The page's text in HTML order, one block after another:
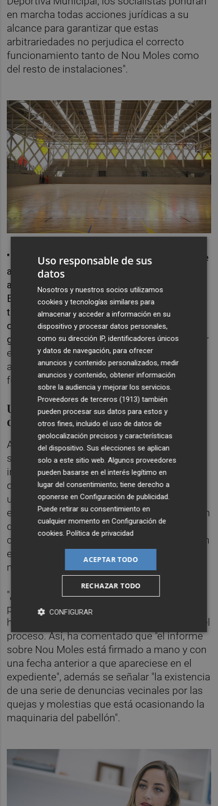
en marcha todas acciones jurídicas a su
alcance para garantizar que estas
arbitrariedades no perjudica el correcto
funcionamiento tanto de Nou Moles como
del resto de instalaciones".
"No pueden meter Nou Moles por la puerta de
atrás en un procedimiento que no es el
adecuado para este tipo de polideportivos.
Esta maniobra ponen en riesgo la gestión de
todas las instalaciones deportivas de la
ciudad", ha expuesto, para añadir que el
gobierno local lo ha hecho "solo para acelerar
el proceso y para tapar que se ha pasado un
año sin hacer absolutamente nada con la
futura gestión de Nou Moles".
Un informe alerta de la necesidad
de subvención
Asimismo, ha afirmado que esa es "una
situación de la que alerta, precisamente, un
informe que consta en el expediente". "En el
documento se advierte de que o se concede
una subvención al gestor o es inviable
económicamente para el club o la federación
que lo gestione", ha dicho, al tiempo que ha
considerado que "eso supone un agravio con
el resto de gestores de los polideportivos
municipales".
"¿O es que se va a subvencionar a todos a
partir de ahora?", ha preguntado el edil, que
ha hablado también de "irregularidades" en el
proceso. Así, ha comentado que "el informe
sobre Nou Moles está firmado a mano y con
una fecha anterior a que apareciese en el
expediente", además se señalar "la existencia
de una serie de denuncias vecinales por las
quejas y molestias que está ocasionando la
maquinaria del pabellón".
Uso responsable de sus
datos
Nosotros y nuestros socios utilizamos
cookies y tecnologías similares para
almacenar y acceder a información en su
dispositivo y procesar datos personales,
como su dirección IP, identificadores únicos
y datos de navegación, para ofrecer
anuncios y contenido personalizados, medir
anuncios y contenido, obtener información
sobre la audiencia y mejorar los servicios.
Proveedores de terceros (1913) también
pueden procesar sus datos para estos y
otros fines, incluido el uso de datos de
geolocalización precisos y características
del dispositivo. Sus elecciones se aplican
solo a este sitio web. Algunos proveedores
pueden basarse en el interés legítimo en
lugar del consentimiento; tiene derecho a
oponerse enConfiguración de publicidad
Puede retirar su consentimiento en
cualquier momento enConfiguración de
cookies .Política de privacidad
ACEPTAR TODO
RECHAZAR TODO
CONFIGURAR